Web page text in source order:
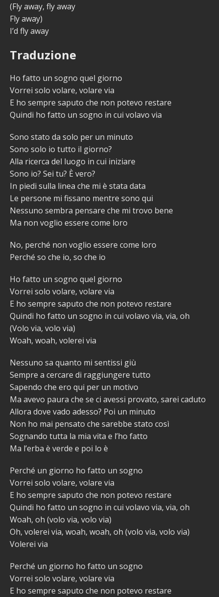
(Fly away, fly away
Fly away)
I’d fly away
Traduzione
Ho fatto un sogno quel giorno
Vorrei solo volare, volare via
E ho sempre saputo che non potevo restare
Quindi ho fatto un sogno in cui volavo via
Sono stato da solo per un minuto
Sono solo io tutto il giorno?
Alla ricerca del luogo in cui iniziare
Sono io? Sei tu? È vero?
In piedi sulla linea che mi è stata data
Le persone mi fissano mentre sono qui
Nessuno sembra pensare che mi trovo bene
Ma non voglio essere come loro
No, perché non voglio essere come loro
Perché so che io, so che io
Ho fatto un sogno quel giorno
Vorrei solo volare, volare via
E ho sempre saputo che non potevo restare
Quindi ho fatto un sogno in cui volavo via, via, oh
(Volo via, volo via)
Woah, woah, volerei via
Nessuno sa quanto mi sentissi giù
Sempre a cercare di raggiungere tutto
Sapendo che ero qui per un motivo
Ma avevo paura che se ci avessi provato, sarei caduto
Allora dove vado adesso? Poi un minuto
Non ho mai pensato che sarebbe stato così
Sognando tutta la mia vita e l’ho fatto
Ma l’erba è verde e poi lo è
Perché un giorno ho fatto un sogno
Vorrei solo volare, volare via
E ho sempre saputo che non potevo restare
Quindi ho fatto un sogno in cui volavo via, via, oh
Woah, oh (volo via, volo via)
Oh, volerei via, woah, woah, oh (volo via, volo via)
Volerei via
Perché un giorno ho fatto un sogno
Vorrei solo volare, volare via
E ho sempre saputo che non potevo restare